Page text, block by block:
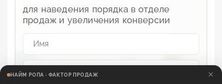
для наведения порядка в отделе
продаж и увеличения конверсии
НАЙМ РОПА · ФАКТОР ПРОДАЖ ✕